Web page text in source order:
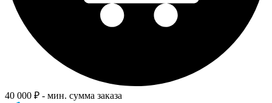
40 000 ₽ - мин. сумма заказа